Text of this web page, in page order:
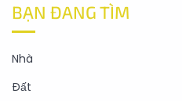
BẠN ĐANG TÌM
Nhà
Đất